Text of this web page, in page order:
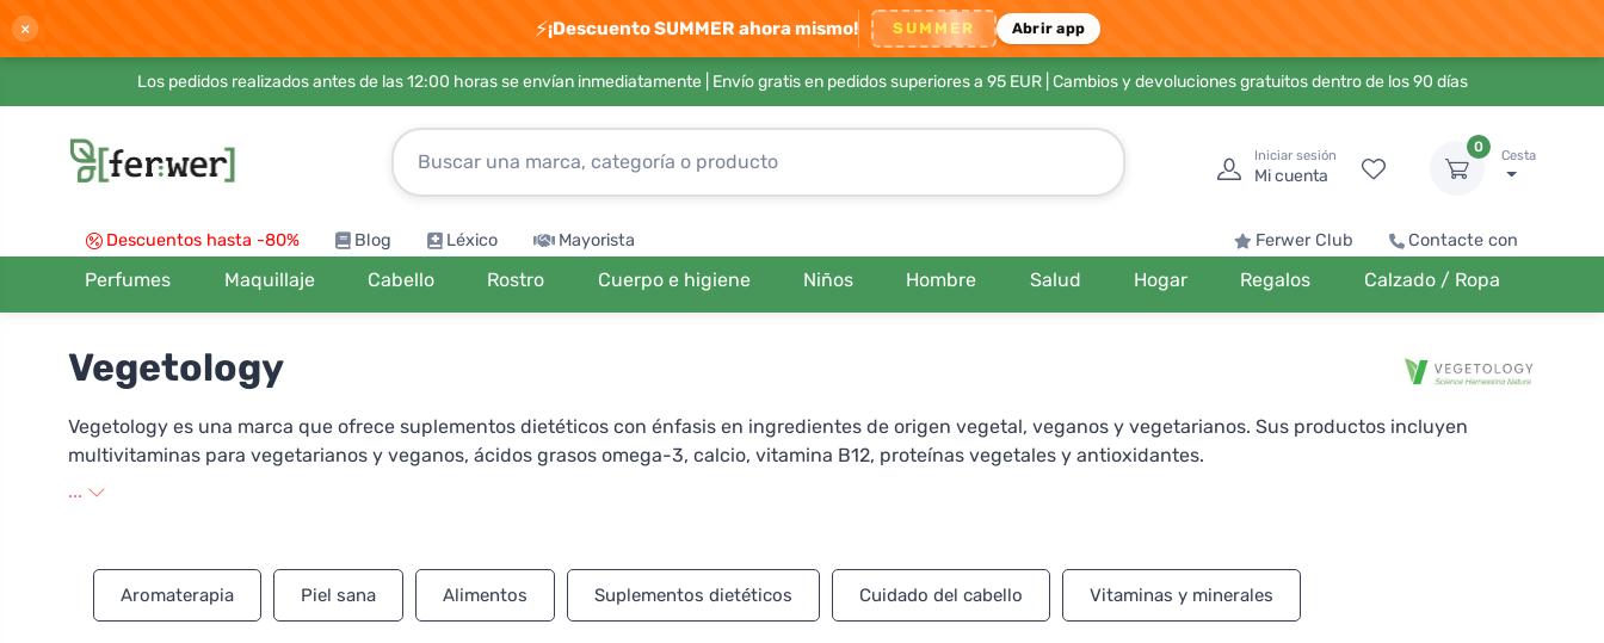
× ⚡¡Descuento SUMMER ahora mismo! SUMMER Abrir app
Los pedidos realizados antes de las 12:00 horas se envían inmediatamente | Envío gratis en pedidos superiores a 95 EUR| Cambios y devoluciones gratuitos dentro de los 90 días
Iniciar sesión
Mi cuenta
0
Cesta
Descuentos hasta -80% Blog Léxico Mayorista Ferwer Club Contacte con
Perfumes Maquillaje Cabello Rostro Cuerpo e higiene Niños Hombre Salud Hogar Regalos Calzado / Ropa
Vegetology
Vegetology es una marca que ofrece suplementos dietéticos con énfasis en ingredientes de origen vegetal, veganos y vegetarianos. Sus productos incluyen
multivitaminas para vegetarianos y veganos, ácidos grasos omega-3, calcio, vitamina B12, proteínas vegetales y antioxidantes.
...
Aromaterapia Piel sana Alimentos Suplementos dietéticos Cuidado del cabello Vitaminas y minerales